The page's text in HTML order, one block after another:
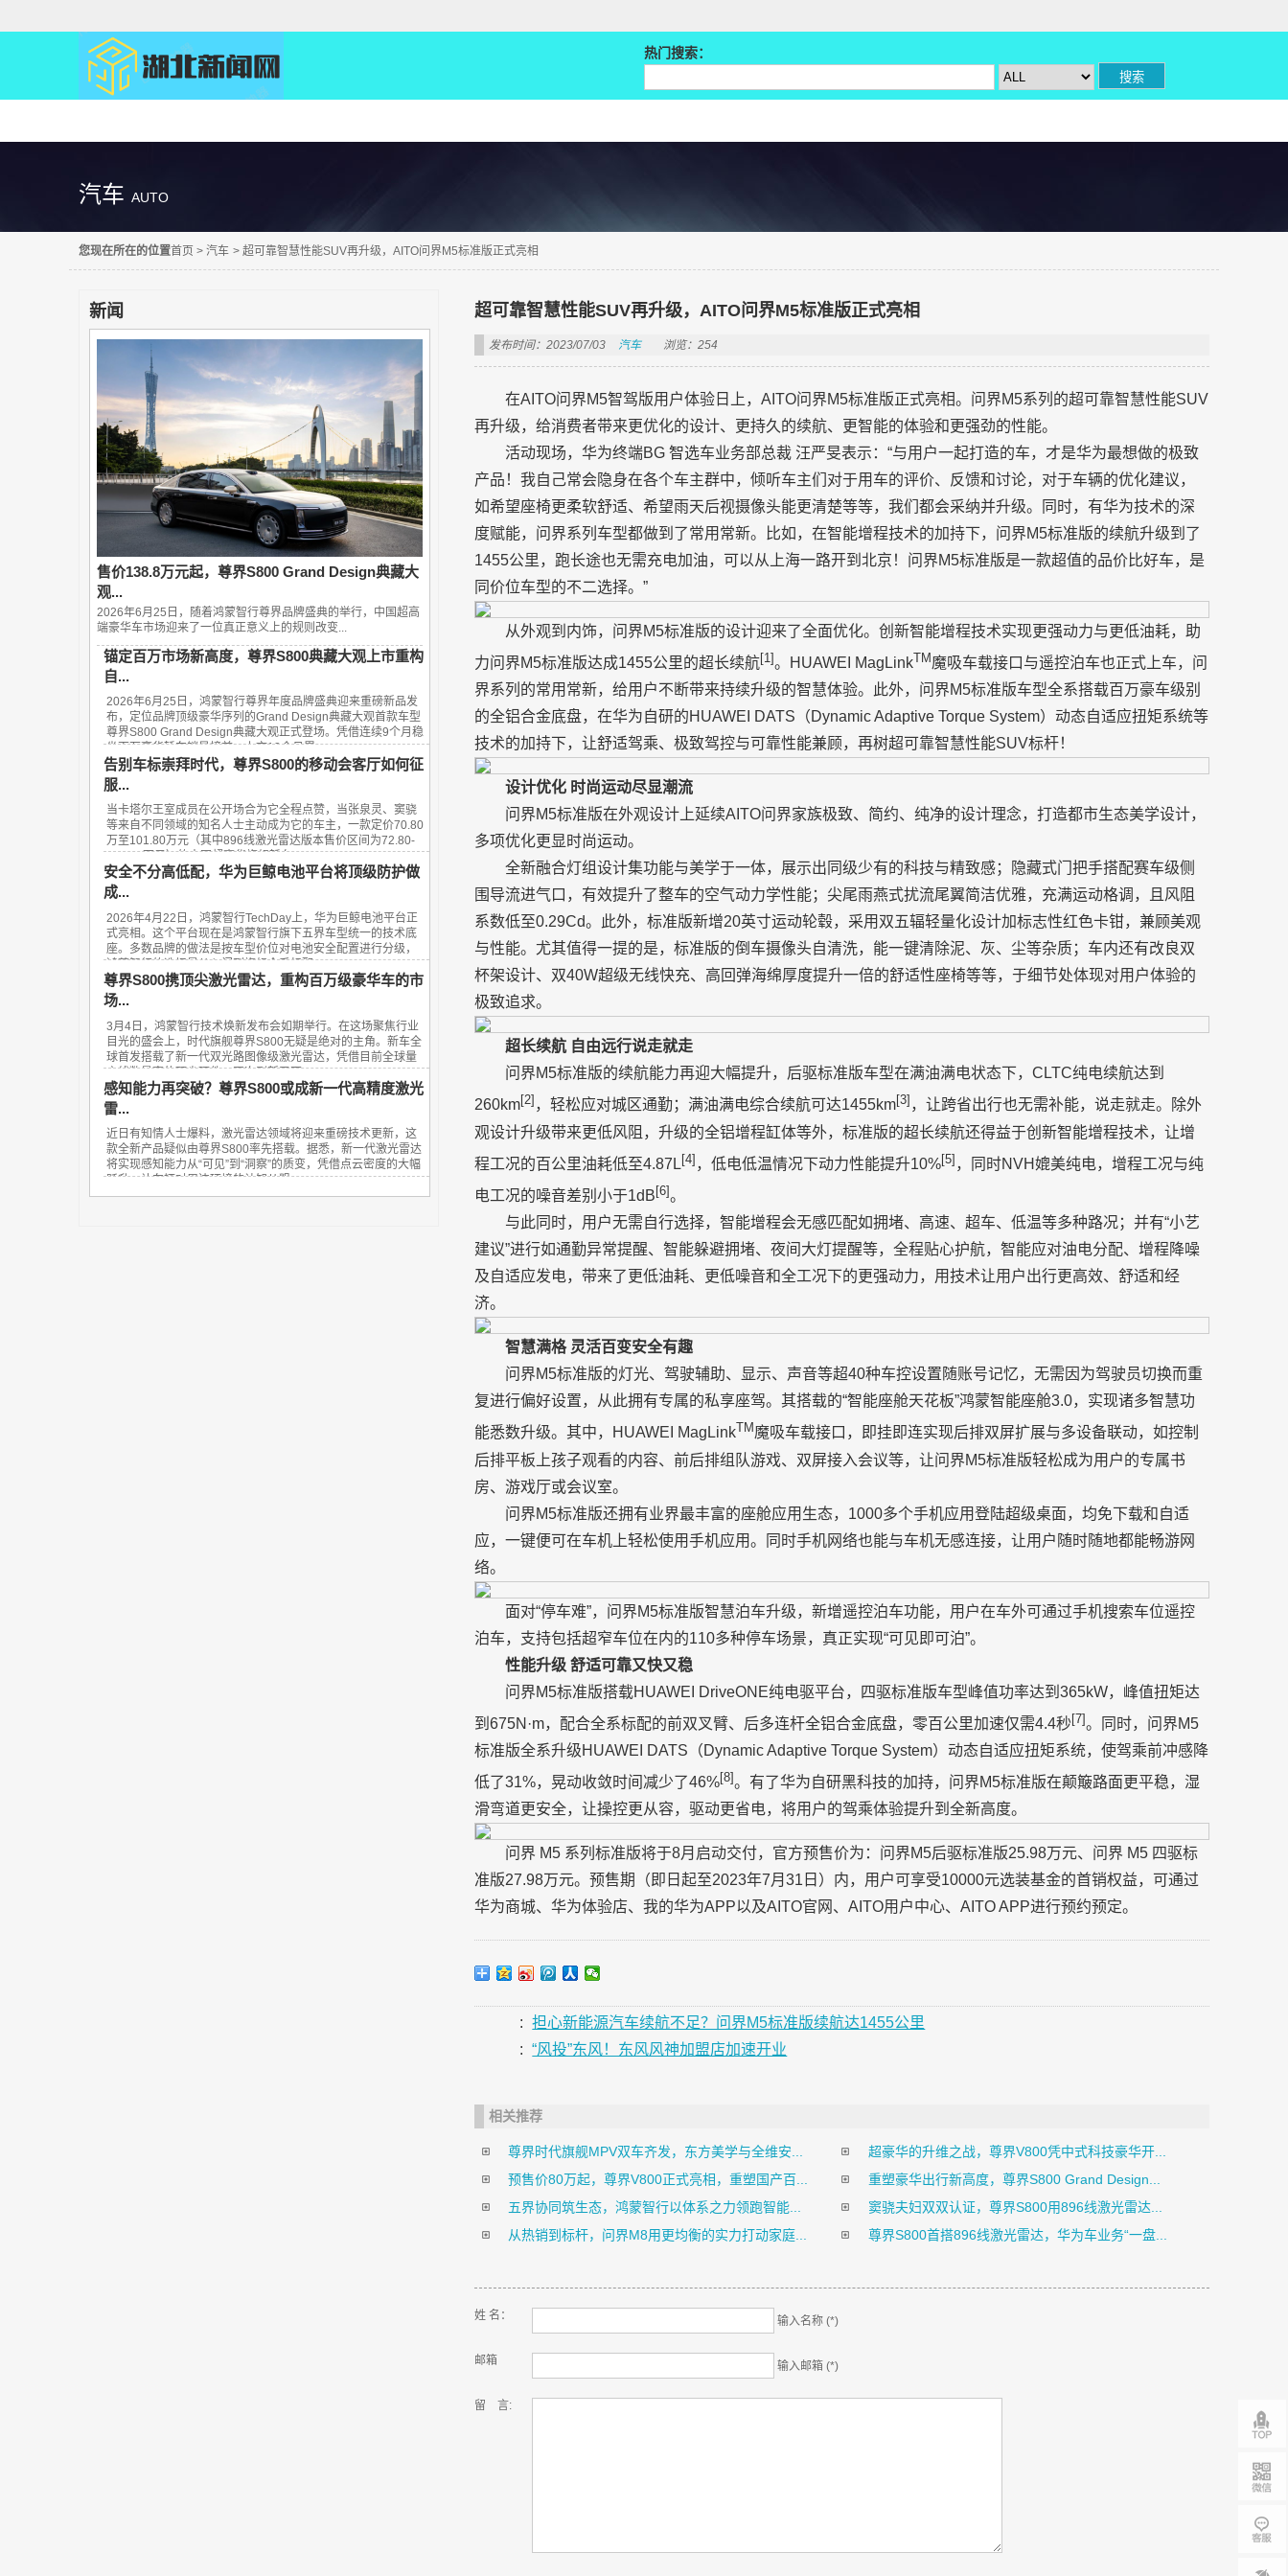
热门搜索：
汽车 AUTO
您现在所在的位置首页 > 汽车 > 超可靠智慧性能SUV再升级，AITO问界M5标准版正式亮相
新闻
售价138.8万元起，尊界S800 Grand Design典藏大
观...
2026年6月25日，随着鸿蒙智行尊界品牌盛典的举行，中国超高
端豪华车市场迎来了一位真正意义上的规则改变...
锚定百万市场新高度，尊界S800典藏大观上市重构
自...
2026年6月25日，鸿蒙智行尊界年度品牌盛典迎来重磅新品发
布，定位品牌顶级豪华序列的Grand Design典藏大观首款车型
尊界S800 Grand Design典藏大观正式登场。凭借连续9个月稳
坐百万豪华轿车销量榜首、上市13个月累...
告别车标崇拜时代，尊界S800的移动会客厅如何征
服...
当卡塔尔王室成员在公开场合为它全程点赞，当张泉灵、窦骁
等来自不同领域的知名人士主动成为它的车主，一款定价70.80
万至101.80万元（其中896线激光雷达版本售价区间为72.80-
101.80万元）的中国超豪华旗舰轿车——...
安全不分高低配，华为巨鲸电池平台将顶级防护做
成...
2026年4月22日，鸿蒙智行TechDay上，华为巨鲸电池平台正
式亮相。这个平台现在是鸿蒙智行旗下五界车型统一的技术底
座。多数品牌的做法是按车型价位对电池安全配置进行分级，
鸿蒙智行的选择是从入门到旗舰全系标配...
尊界S800携顶尖激光雷达，重构百万级豪华车的市
场...
3月4日，鸿蒙智行技术焕新发布会如期举行。在这场聚焦行业
目光的盛会上，时代旗舰尊界S800无疑是绝对的主角。新车全
球首发搭载了新一代双光路图像级激光雷达，凭借目前全球量
产线数最高的顶尖硬件，再次刷新了百...
感知能力再突破？尊界S800或成新一代高精度激光
雷...
近日有知情人士爆料，激光雷达领域将迎来重磅技术更新，这
款全新产品疑似由尊界S800率先搭载。据悉，新一代激光雷达
将实现感知能力从“可见”到“洞察”的质变，凭借点云密度的大幅
跃升，让车辆对周边环境的认知从粗...
超可靠智慧性能SUV再升级，AITO问界M5标准版正式亮相
发布时间：2023/07/03 汽车 浏览：254
在AITO问界M5智驾版用户体验日上，AITO问界M5标准版正式亮相。问界M5系列的超可靠智慧性能SUV
再升级，给消费者带来更优化的设计、更持久的续航、更智能的体验和更强劲的性能。
活动现场，华为终端BG 智选车业务部总裁 汪严旻表示：“与用户一起打造的车，才是华为最想做的极致
产品！我自己常会隐身在各个车主群中，倾听车主们对于用车的评价、反馈和讨论，对于车辆的优化建议，
如希望座椅更柔软舒适、希望雨天后视摄像头能更清楚等等，我们都会采纳并升级。同时，有华为技术的深
度赋能，问界系列车型都做到了常用常新。比如，在智能增程技术的加持下，问界M5标准版的续航升级到了
1455公里，跑长途也无需充电加油，可以从上海一路开到北京！问界M5标准版是一款超值的品价比好车，是
同价位车型的不二选择。”
从外观到内饰，问界M5标准版的设计迎来了全面优化。创新智能增程技术实现更强动力与更低油耗，助
力问界M5标准版达成1455公里的超长续航[1]。HUAWEI MagLinkTM 魔吸车载接口与遥控泊车也正式上车，问
界系列的常用常新，给用户不断带来持续升级的智慧体验。此外，问界M5标准版车型全系搭载百万豪车级别
的全铝合金底盘，在华为自研的HUAWEI DATS（Dynamic Adaptive Torque System）动态自适应扭矩系统等
技术的加持下，让舒适驾乘、极致驾控与可靠性能兼顾，再树超可靠智慧性能SUV标杆！
设计优化 时尚运动尽显潮流
问界M5标准版在外观设计上延续AITO问界家族极致、简约、纯净的设计理念，打造都市生态美学设计，
多项优化更显时尚运动。
全新融合灯组设计集功能与美学于一体，展示出同级少有的科技与精致感；隐藏式门把手搭配赛车级侧
围导流进气口，有效提升了整车的空气动力学性能；尖尾雨燕式扰流尾翼简洁优雅，充满运动格调，且风阻
系数低至0.29Cd。此外，标准版新增20英寸运动轮毂，采用双五辐轻量化设计加标志性红色卡钳，兼顾美观
与性能。尤其值得一提的是，标准版的倒车摄像头自清洗，能一键清除泥、灰、尘等杂质；车内还有改良双
杯架设计、双40W超级无线快充、高回弹海绵厚度提升一倍的舒适性座椅等等，于细节处体现对用户体验的
极致追求。
超长续航 自由远行说走就走
问界M5标准版的续航能力再迎大幅提升，后驱标准版车型在满油满电状态下，CLTC纯电续航达到
260km[2] ，轻松应对城区通勤；满油满电综合续航可达1455km[3] ，让跨省出行也无需补能，说走就走。除外
观设计升级带来更低风阻，升级的全铝增程缸体等外，标准版的超长续航还得益于创新智能增程技术，让增
程工况的百公里油耗低至4.87L[4] ，低电低温情况下动力性能提升10%[5] ，同时NVH媲美纯电，增程工况与纯
电工况的噪音差别小于1dB [6]。
与此同时，用户无需自行选择，智能增程会无感匹配如拥堵、高速、超车、低温等多种路况；并有“小艺
建议”进行如通勤异常提醒、智能躲避拥堵、夜间大灯提醒等，全程贴心护航，智能应对油电分配、增程降噪
及自适应发电，带来了更低油耗、更低噪音和全工况下的更强动力，用技术让用户出行更高效、舒适和经
济。
智慧满格 灵活百变安全有趣
问界M5标准版的灯光、驾驶辅助、显示、声音等超40种车控设置随账号记忆，无需因为驾驶员切换而重
复进行偏好设置，从此拥有专属的私享座驾。其搭载的“智能座舱天花板”鸿蒙智能座舱3.0，实现诸多智慧功
能悉数升级。其中，HUAWEI MagLinkTM 魔吸车载接口，即挂即连实现后排双屏扩展与多设备联动，如控制
后排平板上孩子观看的内容、前后排组队游戏、双屏接入会议等，让问界M5标准版轻松成为用户的专属书
房、游戏厅或会议室。
问界M5标准版还拥有业界最丰富的座舱应用生态，1000多个手机应用登陆超级桌面，均免下载和自适
应，一键便可在车机上轻松使用手机应用。同时手机网络也能与车机无感连接，让用户随时随地都能畅游网
络。
面对“停车难”，问界M5标准版智慧泊车升级，新增遥控泊车功能，用户在车外可通过手机搜索车位遥控
泊车，支持包括超窄车位在内的110多种停车场景，真正实现“可见即可泊”。
性能升级 舒适可靠又快又稳
问界M5标准版搭载HUAWEI DriveONE纯电驱平台，四驱标准版车型峰值功率达到365kW，峰值扭矩达
到675N·m，配合全系标配的前双叉臂、后多连杆全铝合金底盘，零百公里加速仅需4.4秒[7]。同时，问界M5
标准版全系升级HUAWEI DATS（Dynamic Adaptive Torque System）动态自适应扭矩系统，使驾乘前冲感降
低了31%，晃动收敛时间减少了46%[8]。有了华为自研黑科技的加持，问界M5标准版在颠簸路面更平稳，湿
滑弯道更安全，让操控更从容，驱动更省电，将用户的驾乘体验提升到全新高度。
问界 M5 系列标准版将于8月启动交付，官方预售价为：问界M5后驱标准版25.98万元、问界 M5 四驱标
准版27.98万元。预售期（即日起至2023年7月31日）内，用户可享受10000元选装基金的首销权益，可通过
华为商城、华为体验店、我的华为APP以及AITO官网、AITO用户中心、AITO APP进行预约预定。
:
担心新能源汽车续航不足？问界M5标准版续航达1455公里
:
“风投”东风！东风风神加盟店加速开业
相关推荐
尊界时代旗舰MPV双车齐发，东方美学与全维安...
超豪华的升维之战，尊界V800凭中式科技豪华开...
预售价80万起，尊界V800正式亮相，重塑国产百...
重塑豪华出行新高度，尊界S800 Grand Design...
五界协同筑生态，鸿蒙智行以体系之力领跑智能...
窦骁夫妇双双认证，尊界S800用896线激光雷达...
从热销到标杆，问界M8用更均衡的实力打动家庭...
尊界S800首搭896线激光雷达，华为车业务“一盘...
姓 名： 输入名称 (*)
邮箱 输入邮箱 (*)
留 言: